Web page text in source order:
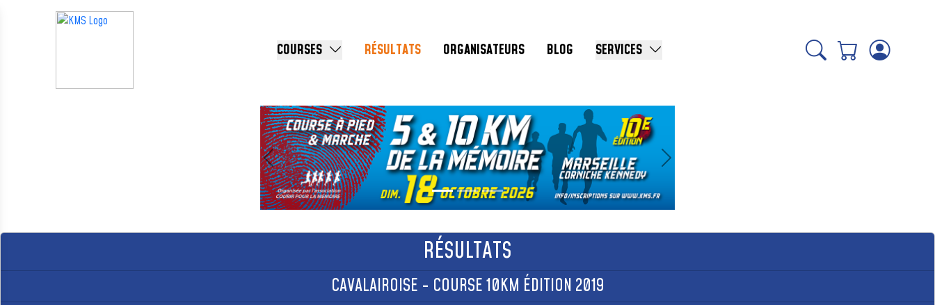
COURSES RÉSULTATS ORGANISATEURS BLOG SERVICES
Précédent Suivant
RÉSULTATS
CAVALAIROISE - COURSE 10KM ÉDITION 2019
Panneau de gestion des cookies